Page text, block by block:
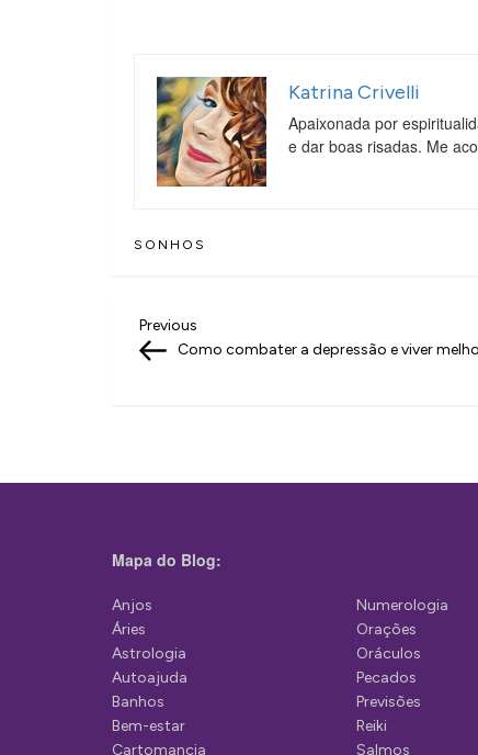
Katrina Crivelli
Apaixonada por
e dar boas risadas. Me
SONHOS
N
a
g
ç
o
d
e
P
Previous
Post
Previous
Como combater a depressão e viver
Mapa do Blog:
Anjos
Áries
Astrologia
Autoajuda
Banhos
Bem-estar
Cartomancia
Numerologia
Orações
Oráculos
Pecados
Previsões
Reiki
Salmos